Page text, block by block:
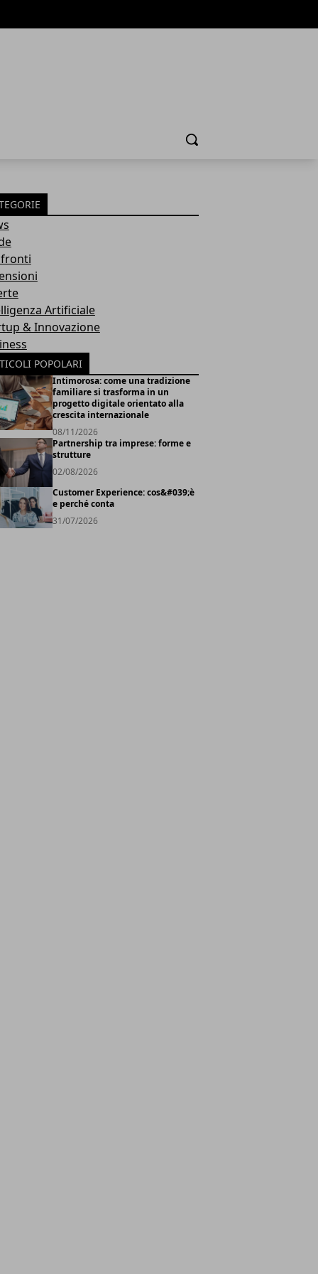
Cerca
Artificiale
& Innovazione
POPOLARI
Intimorosa: come una tradizione
familiare si trasforma in un
progetto digitale orientato alla
crescita internazionale
08/11/2026
Partnership tra imprese: forme e
strutture
02/08/2026
Customer Experience: cos&#039;è
e perché conta
31/07/2026